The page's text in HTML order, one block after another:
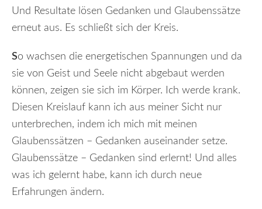
Und Resultate lösen Gedanken und Glaubenssätze
erneut aus. Es schließt sich der Kreis.
So wachsen die energetischen Spannungen und da
sie von Geist und Seele nicht abgebaut werden
können, zeigen sie sich im Körper. Ich werde krank.
Diesen Kreislauf kann ich aus meiner Sicht nur
unterbrechen, indem ich mich mit meinen
Glaubenssätzen – Gedanken auseinander setze.
Glaubenssätze – Gedanken sind erlernt! Und alles
was ich gelernt habe, kann ich durch neue
Erfahrungen ändern.